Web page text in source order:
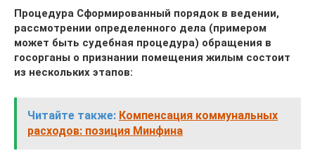
Процедура Сформированный порядок в ведении,
рассмотрении определенного дела (примером
может быть судебная процедура) обращения в
госорганы о признании помещения жилым состоит
из нескольких этапов:
Читайте также: Компенсация коммунальных
расходов: позиция Минфина